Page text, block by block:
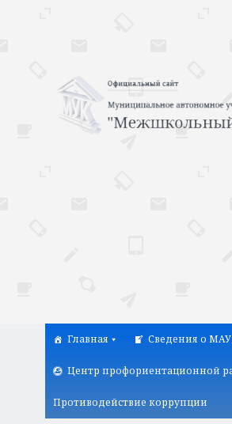
Главная Сведения о
Центр профориентационной
Противодействие коррупции